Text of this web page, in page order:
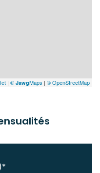
| © JawgMaps | © OpenStreetMap